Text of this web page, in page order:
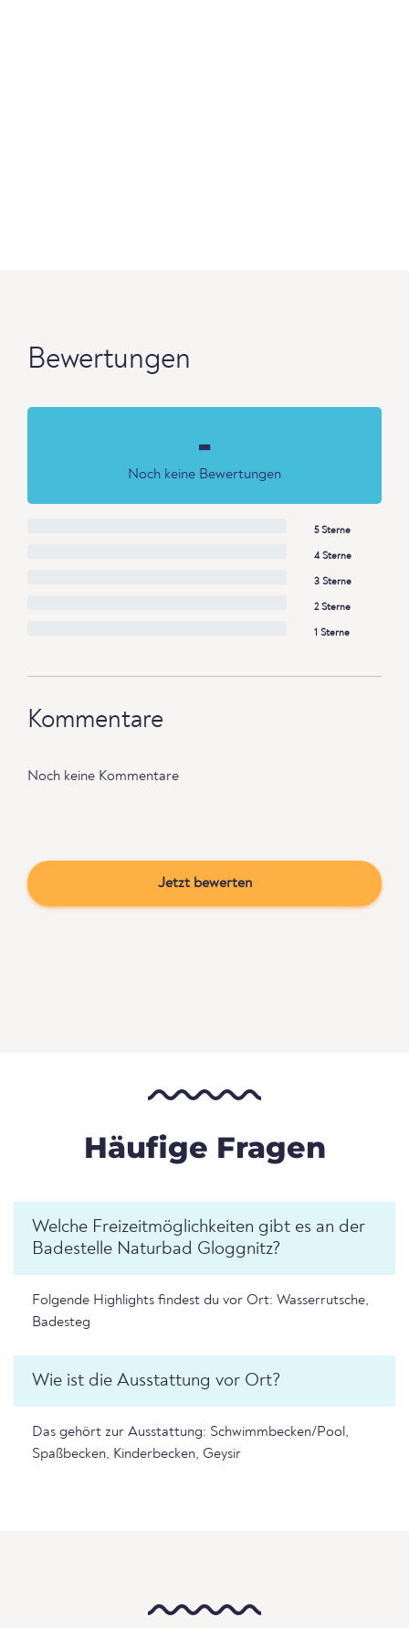
Bewertungen
-
Noch keine Bewertungen
5 Sterne
4 Sterne
3 Sterne
2 Sterne
1 Sterne
Kommentare
Noch keine Kommentare
Jetzt bewerten
Häufige Fragen
Welche Freizeitmöglichkeiten gibt es an der
Badestelle Naturbad Gloggnitz?
Folgende Highlights findest du vor Ort: Wasserrutsche,
Badesteg
Wie ist die Ausstattung vor Ort?
Das gehört zur Ausstattung: Schwimmbecken/Pool,
Spaßbecken, Kinderbecken, Geysir